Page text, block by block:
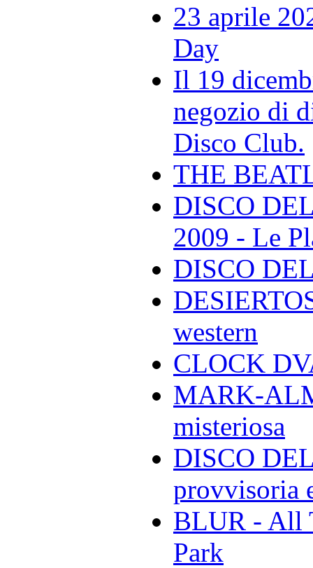
23 aprile
Day
Il 19
negozio di
Disco Club.
THE
DISCO
2009 - Le
DISCO
western
CLOCK
MARK-
misteriosa
DISCO
provvisoria
BLUR - All
Park